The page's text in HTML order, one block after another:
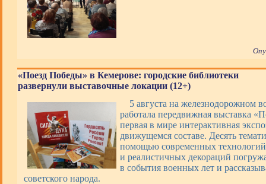
«Поезд Победы» в Кемерове: городские библиотеки
развернули выставочные локации (12+)
5 августа на железнодорожном
работала передвижная выставка
первая в мире интерактивная
движущемся составе. Десять
помощью современных
и реалистичных декораций
в события военных лет и
советского народа.